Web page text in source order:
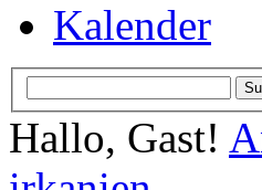
Kalender
Hallo, Gast!